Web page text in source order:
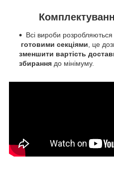
Всі вироби
готовими секціями , це
зменшити вартість
збирання до мінімуму.